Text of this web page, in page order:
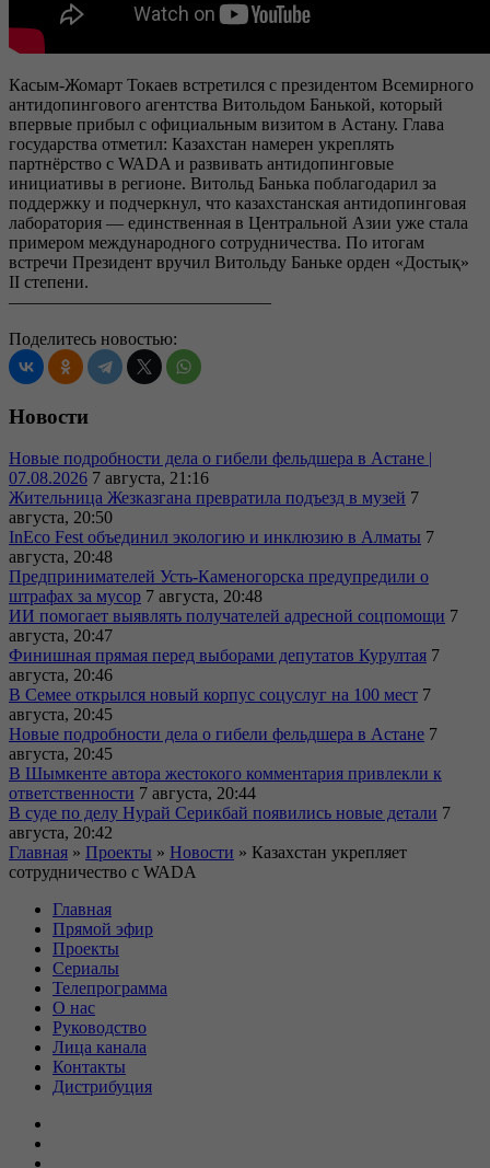
Касым-Жомарт Токаев встретился с президентом Всемирного
антидопингового агентства Витольдом Банькой, который
впервые прибыл с официальным визитом в Астану. Глава
государства отметил: Казахстан намерен укреплять
партнёрство с WADA и развивать антидопинговые
инициативы в регионе. Витольд Банька поблагодарил за
поддержку и подчеркнул, что казахстанская антидопинговая
лаборатория — единственная в Центральной Азии уже стала
примером международного сотрудничества. По итогам
встречи Президент вручил Витольду Баньке орден «Достық»
II степени.
———————————————
Поделитесь новостью:
Новости
Новые подробности дела о гибели фельдшера в Астане |
07.08.2026 7 августа, 21:16
Жительница Жезказгана превратила подъезд в музей 7
августа, 20:50
InEco Fest объединил экологию и инклюзию в Алматы 7
августа, 20:48
Предпринимателей Усть-Каменогорска предупредили о
штрафах за мусор 7 августа, 20:48
ИИ помогает выявлять получателей адресной соцпомощи 7
августа, 20:47
Финишная прямая перед выборами депутатов Курултая 7
августа, 20:46
В Семее открылся новый корпус соцуслуг на 100 мест 7
августа, 20:45
Новые подробности дела о гибели фельдшера в Астане 7
августа, 20:45
В Шымкенте автора жестокого комментария привлекли к
ответственности 7 августа, 20:44
В суде по делу Нурай Серикбай появились новые детали 7
августа, 20:42
Главная » Проекты » Новости » Казахстан укрепляет
сотрудничество с WADA
Главная
Прямой эфир
Проекты
Сериалы
Телепрограмма
О нас
Руководство
Лица канала
Контакты
Дистрибуция